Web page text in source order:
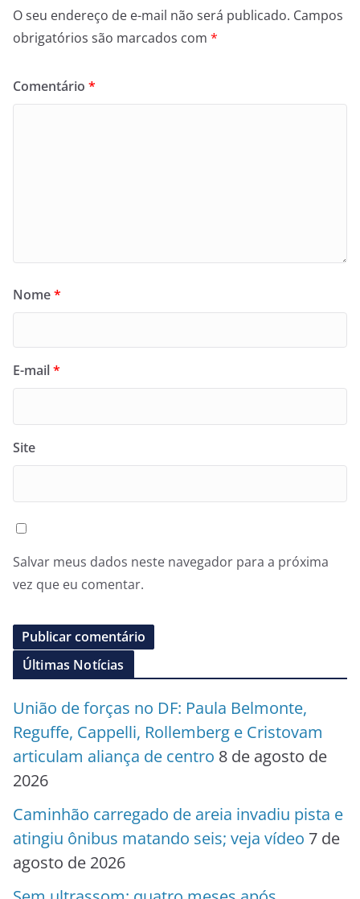
O seu endereço de e-mail não será publicado. Campos
obrigatórios são marcados com *
Comentário *
Nome*
E-mail*
Site
Salvar meus dados neste navegador para a próxima
vez que eu comentar.
Últimas Notícias
União de forças no DF: Paula Belmonte,
Reguffe, Cappelli, Rollemberg e Cristovam
articulam aliança de centro 8 de agosto de
2026
Caminhão carregado de areia invadiu pista e
atingiu ônibus matando seis; veja vídeo 7 de
agosto de 2026